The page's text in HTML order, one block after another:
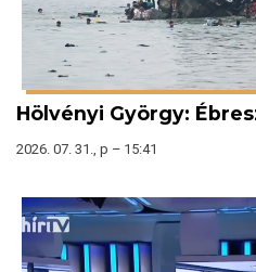
Hölvényi György:
2026. 07. 31., p – 15:41